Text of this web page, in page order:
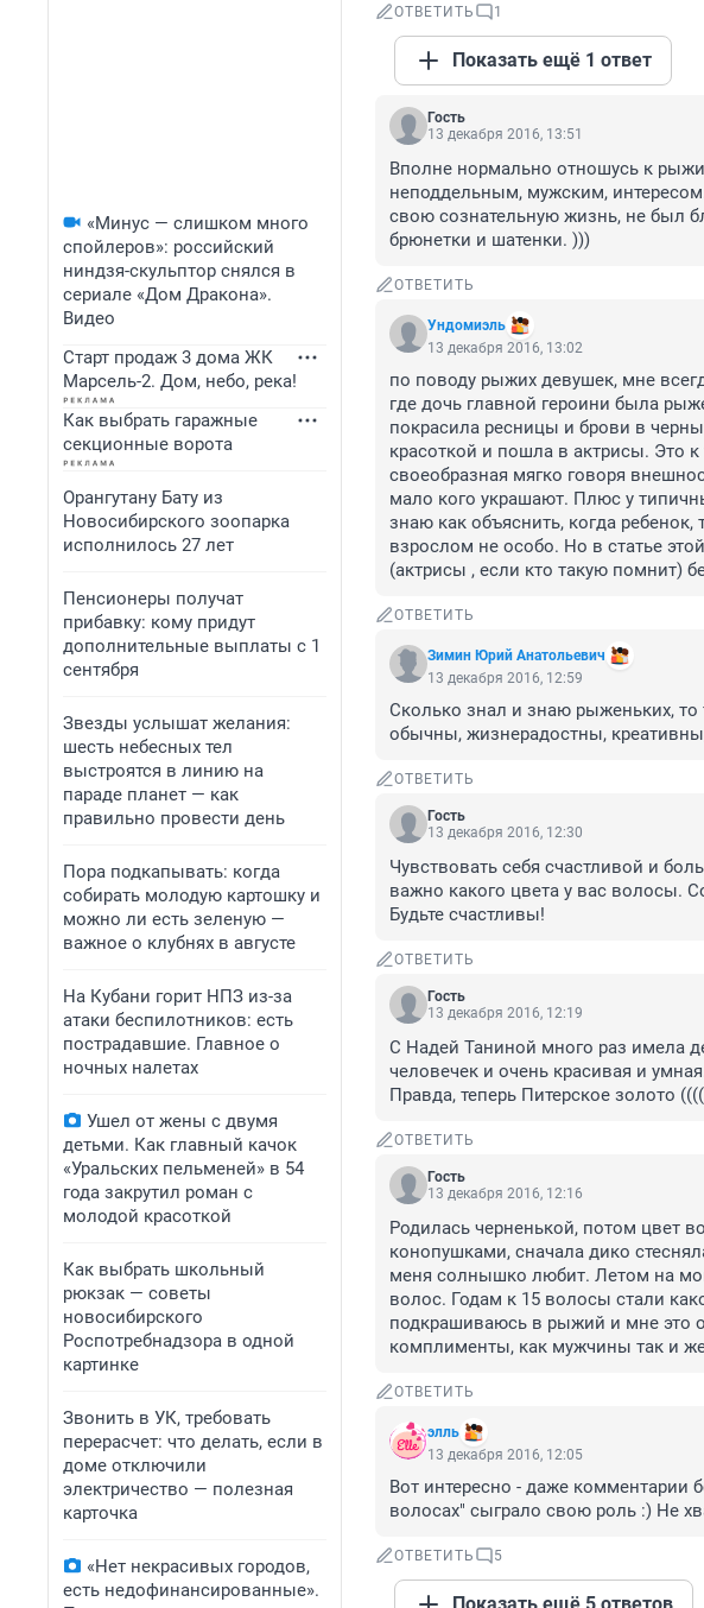
«Минус — слишком много
спойлеров»: российский
ниндзя-скульптор снялся в
сериале «Дом Дракона».
Видео
Старт продаж 3 дома ЖК
Марсель-2. Дом, небо, река!
Как выбрать гаражные
секционные ворота
Орангутану Бату из
Новосибирского зоопарка
исполнилось 27 лет
Пенсионеры получат
прибавку: кому придут
дополнительные выплаты с 1
сентября
Звезды услышат желания:
шесть небесных тел
выстроятся в линию на
параде планет — как
правильно провести день
Пора подкапывать: когда
собирать молодую картошку и
можно ли есть зеленую —
важное о клубнях в августе
На Кубани горит НПЗ из-за
атаки беспилотников: есть
пострадавшие. Главное о
ночных налетах
Ушел от жены с двумя
детьми. Как главный качок
«Уральских пельменей» в 54
года закрутил роман с
молодой красоткой
Как выбрать школьный
рюкзак — советы
новосибирского
Роспотребнадзора в одной
картинке
Звонить в УК, требовать
перерасчет: что делать, если в
доме отключили
электричество — полезная
карточка
«Нет некрасивых городов,
есть недофинансированные».
ОТВЕТИТЬ 1
Показать ещё 1 ответ
Гость
13 декабря 2016, 13:51
Вполне нормально отношусь к
неподдельным, мужским,
свою сознательную жизнь, не был
брюнетки и шатенки. )))
ОТВЕТИТЬ
Ундомиэль
13 декабря 2016, 13:02
по поводу рыжих девушек, мне
где дочь главной героини была
покрасила ресницы и брови в
красоткой и пошла в актрисы. Это
своеобразная мягко говоря
мало кого украшают. Плюс у
знаю как объяснить, когда
взрослом не особо. Но в статье
(актрисы , если кто такую помнит)
ОТВЕТИТЬ
Зимин Юрий Анатольевич
13 декабря 2016, 12:59
Сколько знал и знаю рыженьких,
обычны, жизнерадостны,
ОТВЕТИТЬ
Гость
13 декабря 2016, 12:30
Чувствовать себя счастливой и
важно какого цвета у вас волосы.
Будьте счастливы!
ОТВЕТИТЬ
Гость
13 декабря 2016, 12:19
С Надей Таниной много раз имела
человечек и очень красивая и
Правда, теперь Питерское золото ((((
ОТВЕТИТЬ
Гость
13 декабря 2016, 12:16
Родилась черненькой, потом цвет
конопушками, сначала дико
меня солнышко любит. Летом на
волос. Годам к 15 волосы стали
подкрашиваюсь в рыжий и мне это
комплименты, как мужчины так и
ОТВЕТИТЬ
элль
13 декабря 2016, 12:05
Вот интересно - даже
волосах" сыграло свою роль :) Не
ОТВЕТИТЬ 5